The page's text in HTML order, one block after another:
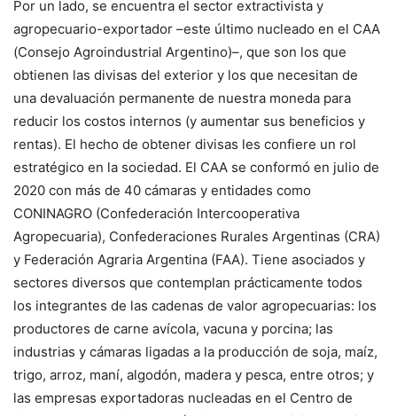
Por un lado, se encuentra el sector extractivista y
agropecuario-exportador –este último nucleado en el CAA
(Consejo Agroindustrial Argentino)–, que son los que
obtienen las divisas del exterior y los que necesitan de
una devaluación permanente de nuestra moneda para
reducir los costos internos (y aumentar sus beneficios y
rentas). El hecho de obtener divisas les confiere un rol
estratégico en la sociedad. El CAA se conformó en julio de
2020 con más de 40 cámaras y entidades como
CONINAGRO (Confederación Intercooperativa
Agropecuaria), Confederaciones Rurales Argentinas (CRA)
y Federación Agraria Argentina (FAA). Tiene asociados y
sectores diversos que contemplan prácticamente todos
los integrantes de las cadenas de valor agropecuarias: los
productores de carne avícola, vacuna y porcina; las
industrias y cámaras ligadas a la producción de soja, maíz,
trigo, arroz, maní, algodón, madera y pesca, entre otros; y
las empresas exportadoras nucleadas en el Centro de